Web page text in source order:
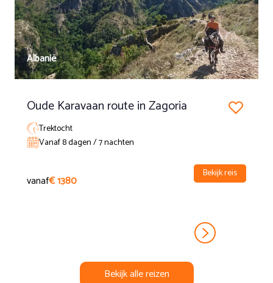
rijd je terug naar het huisje in het bos. Daar stijg je af, geniet
je van de omgeving en neem je een korte rust. Vervolgens
maak je een afdaling en rijd je de vallei in waar de paarden
hun onderkomen vinden. Daarna worden de ruiters naar de
boerderij gebracht die de basis vormt voor de tocht. Hier
vind je douches en je kamer voor de overnachting. (6 uur
paardrijden)
Albanië
Oude Karavaan route in Zagoria
Trektocht
Vanaf 8 dagen / 7 nachten
vanaf€ 1380 Bekijk reis
Bekijk alle reizen